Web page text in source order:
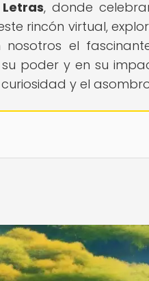
, donde
rincón virtual,
nosotros el
poder y en su
y el